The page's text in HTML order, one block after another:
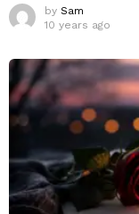
by Sam
10 years ago